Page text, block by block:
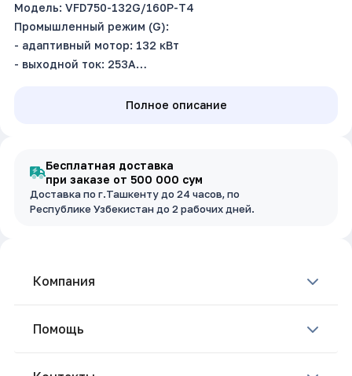
Модель: VFD750-132G/160P-T4
Промышленный режим (G):
- адаптивный мотор: 132 кВт
- выходной ток: 253А
- адаптивный мотор: 160 кВт
Полное описание
Бесплатная доставка
при заказе от 500 000 сум
Доставка по г.Ташкенту до 24 часов, по
Республике Узбекистан до 2 рабочих дней.
Компания
Помощь